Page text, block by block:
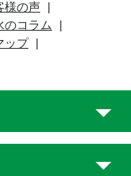
様の声
のコラム
ップ